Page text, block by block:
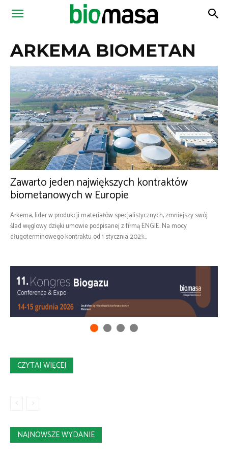
Magazyn
ARKEMA BIOMETAN
Zawarto jeden największych kontraktów
biometanowych w Europie
Arkema, lider w produkcji materiałów specjalistycznych, zmniejszy swój
ślad węglowy dzięki umowie podpisanej z firmą ENGIE. Na mocy
długoterminowego kontraktu od 1 stycznia 2023...
CZYTAJ WIĘCEJ
NAJNOWSZE WYDANIE